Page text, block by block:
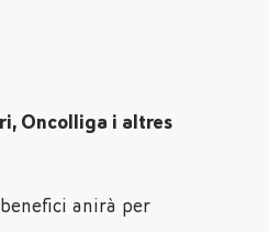
Oncolliga i altres
anirà per